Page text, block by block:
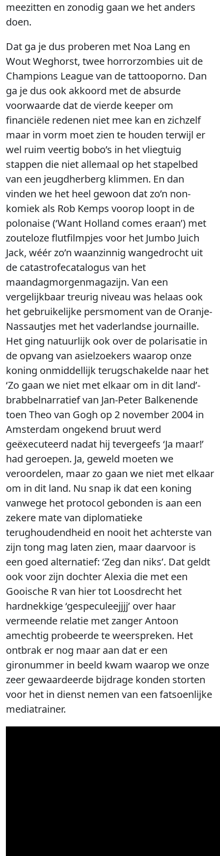
meezitten en zonodig gaan we het anders
doen.
Dat ga je dus proberen met Noa Lang en
Wout Weghorst, twee horrorzombies uit de
Champions League van de tattooporno. Dan
ga je dus ook akkoord met de absurde
voorwaarde dat de vierde keeper om
financiële redenen niet mee kan en zichzelf
maar in vorm moet zien te houden terwijl er
wel ruim veertig bobo’s in het vliegtuig
stappen die niet allemaal op het stapelbed
van een jeugdherberg klimmen. En dan
vinden we het heel gewoon dat zo’n non-
komiek als Rob Kemps voorop loopt in de
polonaise (‘Want Holland comes eraan’) met
zouteloze flutfilmpjes voor het Jumbo Juich
Jack, wéér zo’n waanzinnig wangedrocht uit
de catastrofecatalogus van het
maandagmorgenmagazijn. Van een
vergelijkbaar treurig niveau was helaas ook
het gebruikelijke persmoment van de Oranje-
Nassautjes met het vaderlandse journaille.
Het ging natuurlijk ook over de polarisatie in
de opvang van asielzoekers waarop onze
koning onmiddellijk terugschakelde naar het
‘Zo gaan we niet met elkaar om in dit land’-
brabbelnarratief van Jan-Peter Balkenende
toen Theo van Gogh op 2 november 2004 in
Amsterdam ongekend bruut werd
geëxecuteerd nadat hij tevergeefs ‘Ja maar!’
had geroepen. Ja, geweld moeten we
veroordelen, maar zo gaan we niet met elkaar
om in dit land. Nu snap ik dat een koning
vanwege het protocol gebonden is aan een
zekere mate van diplomatieke
terughoudendheid en nooit het achterste van
zijn tong mag laten zien, maar daarvoor is
een goed alternatief: ‘Zeg dan niks’. Dat geldt
ook voor zijn dochter Alexia die met een
Gooische R van hier tot Loosdrecht het
hardnekkige ‘gespeculeejjjj’ over haar
vermeende relatie met zanger Antoon
amechtig probeerde te weerspreken. Het
ontbrak er nog maar aan dat er een
gironummer in beeld kwam waarop we onze
zeer gewaardeerde bijdrage konden storten
voor het in dienst nemen van een fatsoenlijke
mediatrainer.